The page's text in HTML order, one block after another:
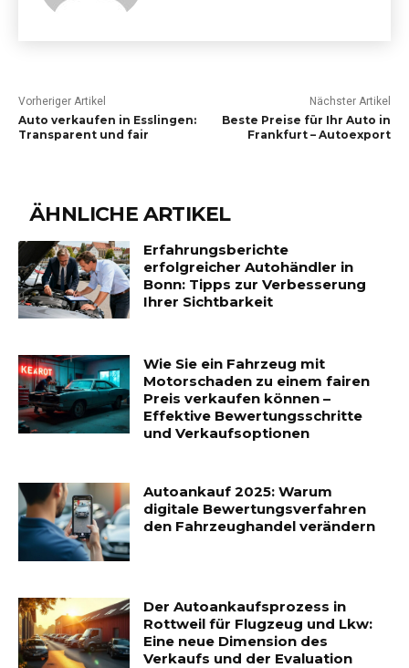
Vorheriger Artikel
Auto verkaufen in Esslingen:
Transparent und fair
Nächster Artikel
Beste Preise für Ihr Auto in
Frankfurt – Autoexport
ÄHNLICHE ARTIKEL
Erfahrungsberichte
erfolgreicher Autohändler in
Bonn: Tipps zur Verbesserung
Ihrer Sichtbarkeit
Wie Sie ein Fahrzeug mit
Motorschaden zu einem fairen
Preis verkaufen können –
Effektive Bewertungsschritte
und Verkaufsoptionen
Autoankauf 2025: Warum
digitale Bewertungsverfahren
den Fahrzeughandel verändern
Der Autoankaufsprozess in
Rottweil für Flugzeug und Lkw:
Eine neue Dimension des
Verkaufs und der Evaluation